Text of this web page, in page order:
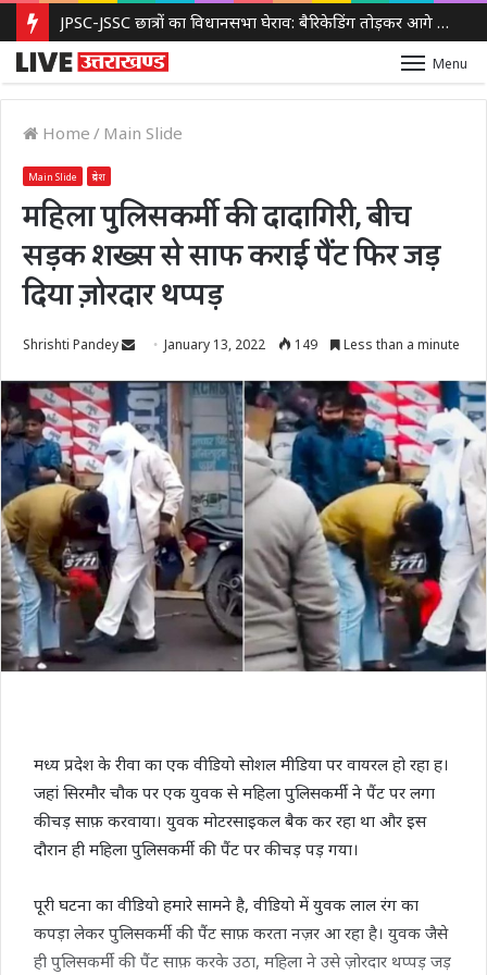
JPSC-JSSC छात्रों का विधानसभा घेराव: बैरिकेडिंग तोड़कर आगे बढ़े प्रदर्शनकारी, पुलिस ने किया लाठीचार्ज और आंसू गैस का इस्तेमाल
Menu
Home / Main Slide
Main Slide प्रदेश
महिला पुलिसकर्मी की दादागिरी, बीच
सड़क शख्स से साफ कराई पैंट फिर जड़
दिया ज़ोरदार थप्पड़
Shrishti Pandey
Send
email
January 13, 2022 149 Less than a minute
मध्य प्रदेश के रीवा का एक वीडियो सोशल मीडिया पर वायरल हो रहा ह।
जहां सिरमौर चौक पर एक युवक से महिला पुलिसकर्मी ने पैंट पर लगा
कीचड़ साफ़ करवाया। युवक मोटरसाइकल बैक कर रहा था और इस
दौरान ही महिला पुलिसकर्मी की पैंट पर कीचड़ पड़ गया।
पूरी घटना का वीडियो हमारे सामने है, वीडियो में युवक लाल रंग का
कपड़ा लेकर पुलिसकर्मी की पैंट साफ़ करता नज़र आ रहा है। युवक जैसे
ही पुलिसकर्मी की पैंट साफ़ करके उठा, महिला ने उसे ज़ोरदार थप्पड़ जड़